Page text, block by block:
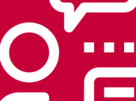
от 3900 ₽